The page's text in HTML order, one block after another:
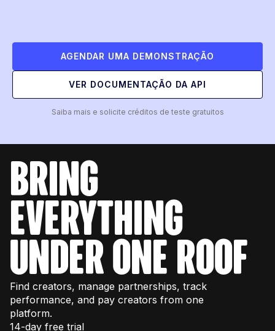
AGENDAR UMA DEMONSTRAÇÃO
VER DOCUMENTAÇÃO DA API
Saiba mais e solicite créditos de teste gratuitos
bring
everything
under one roof
Find creators, manage partnerships, track
performance, and pay creators from one
platform.
14-day free trial